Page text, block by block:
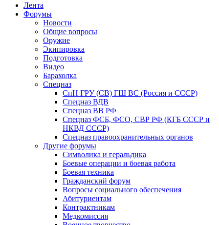
Лента
Форумы
Новости
Общие вопросы
Оружие
Экипировка
Подготовка
Видео
Барахолка
Спецназ
СпН ГРУ (СВ) ГШ ВС (Россия и СССР)
Спецназ ВДВ
Спецназ ВВ РФ
Спецназ ФСБ, ФСО, СВР РФ (КГБ СССР и
НКВД СССР)
Спецназ правоохранительных органов
Другие форумы
Символика и геральдика
Боевые операции и боевая работа
Боевая техника
Гражданский форум
Вопросы социального обеспечения
Абитуриентам
Контрактникам
Медкомиссия